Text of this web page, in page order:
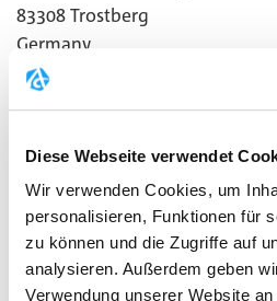
Diese Webseite verwendet
Wir verwenden Cookies, um
personalisieren, Funktionen für
zu können und die Zugriffe auf
analysieren. Außerdem geben
Verwendung unserer Website
83308 Trostberg
Germany
T +49 8621 86-0
Facebook: https://